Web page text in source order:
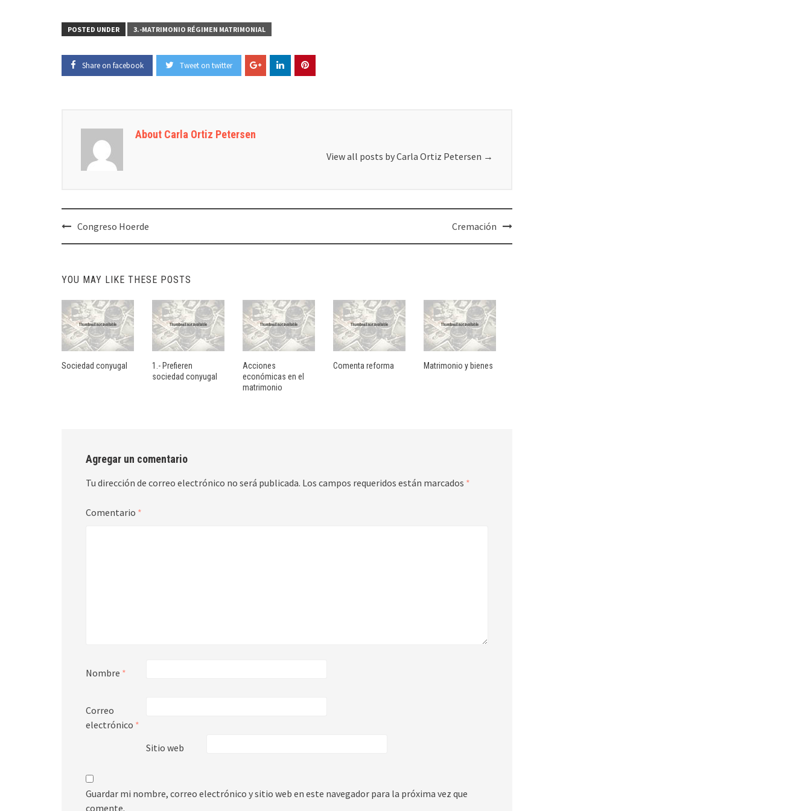
POSTED UNDER 3.-MATRIMONIO RÉGIMEN MATRIMONIAL
Share on facebook Tweet on twitter
About Carla Ortiz Petersen
View all posts by Carla Ortiz Petersen →
Post
navigation
Congreso Hoerde Cremación
YOU MAY LIKE THESE POSTS
Sociedad conyugal
1.- Prefieren
sociedad conyugal
Acciones
económicas en el
matrimonio
Comenta reforma Matrimonio y bienes
Agregar un comentario
Tu dirección de correo electrónico no será publicada. Los campos requeridos están marcados *
Comentario *
Nombre *
Correo
electrónico *
Sitio web
Guardar mi nombre, correo electrónico y sitio web en este navegador para la próxima vez que
comente.